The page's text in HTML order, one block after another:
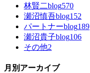
林賢二blog570
瀬沼慎吾blog152
パートナーblog189
瀬沼貴子blog106
その他2
月別アーカイブ